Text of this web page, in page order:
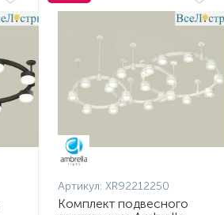
Артикул: XR92212250
Комплект подвесного